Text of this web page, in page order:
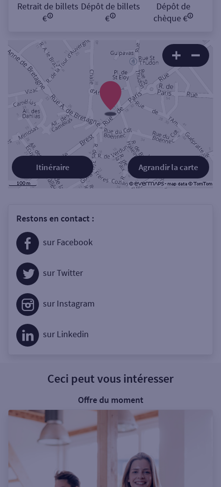
Retrait de billets
€
Dépôt de billets
€
Dépôt de
chèque €
Agrandir la carte
Itinéraire
Restons en contact :
sur Facebook
sur Twitter
sur Instagram
sur Linkedin
Ceci peut vous intéresser
Offre du moment